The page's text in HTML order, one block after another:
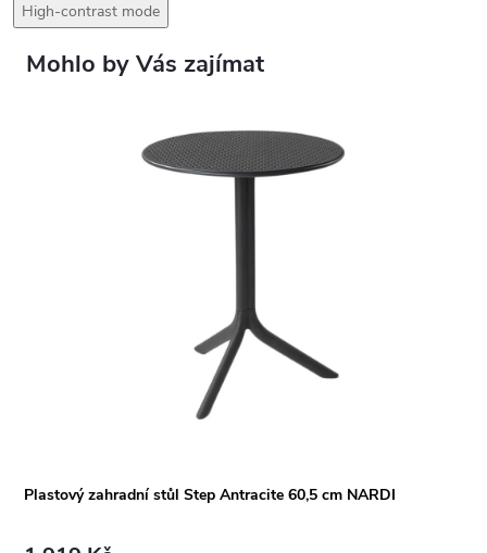
High-contrast mode
Plastový zahradní stůl Step Antracite 60,5 cm NARDI